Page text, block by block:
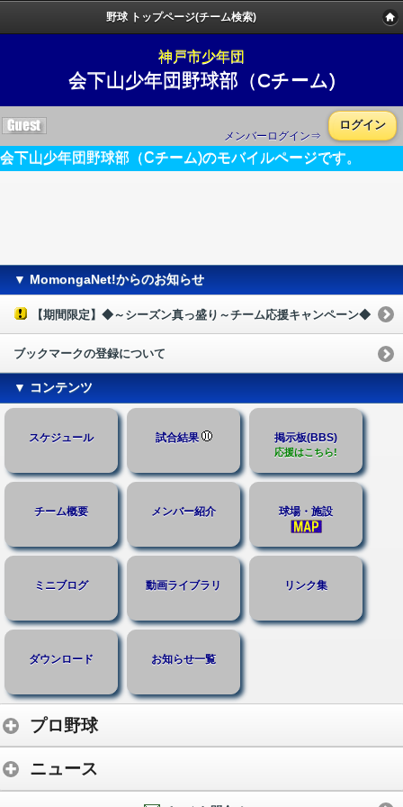
野球 トップページ(チーム検索)
神戸市少年団
会下山少年団野球部（Cチーム)
メンバーログイン⇒
ログイン
会下山少年団野球部（Cチーム)のモバイルページです。
▼ MomongaNet!からのお知らせ
【期間限定】◆～シーズン真っ盛り～チーム応援キャンペーン◆
ブックマークの登録について
▼ コンテンツ
スケジュール 試合結果 掲示板(BBS)
応援はこちら!
チーム概要 メンバー紹介 球場・施設
ミニブログ 動画ライブラリ リンク集
ダウンロード お知らせ一覧
プロ野球
ニュース